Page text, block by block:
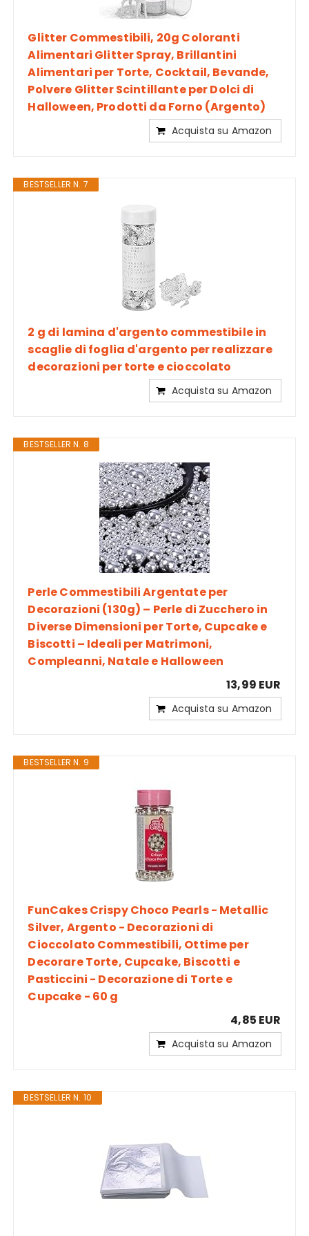
Glitter Commestibili, 20g Coloranti
Alimentari Glitter Spray, Brillantini
Alimentari per Torte, Cocktail, Bevande,
Polvere Glitter Scintillante per Dolci di
Halloween, Prodotti da Forno (Argento)
Acquista su Amazon
BESTSELLER N. 7
2 g di lamina d'argento commestibile in
scaglie di foglia d'argento per realizzare
decorazioni per torte e cioccolato
Acquista su Amazon
BESTSELLER N. 8
Perle Commestibili Argentate per
Decorazioni (130g) – Perle di Zucchero in
Diverse Dimensioni per Torte, Cupcake e
Biscotti – Ideali per Matrimoni,
Compleanni, Natale e Halloween
13,99 EUR
Acquista su Amazon
BESTSELLER N. 9
FunCakes Crispy Choco Pearls - Metallic
Silver, Argento - Decorazioni di
Cioccolato Commestibili, Ottime per
Decorare Torte, Cupcake, Biscotti e
Pasticcini - Decorazione di Torte e
Cupcake - 60 g
4,85 EUR
Acquista su Amazon
BESTSELLER N. 10